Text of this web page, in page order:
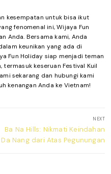
kesempatan untuk bisa ikut
fenomenal ini, Wijaya Fun
Anda. Bersama kami, Anda
keunikan yang ada di
Fun Holiday siap menjadi teman
keseruan Festival Kuil
sekarang dan hubungi kami
kenangan Anda ke Vietnam!
NEXT
Next
post:
Ba Na Hills: Nikmati Keindahan
Da Nang dari Atas Pegunungan